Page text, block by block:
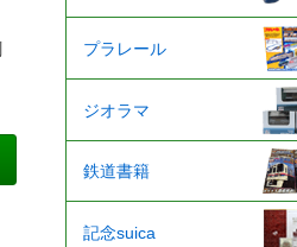
プラレール
ジオラマ
鉄道書籍
記念suica